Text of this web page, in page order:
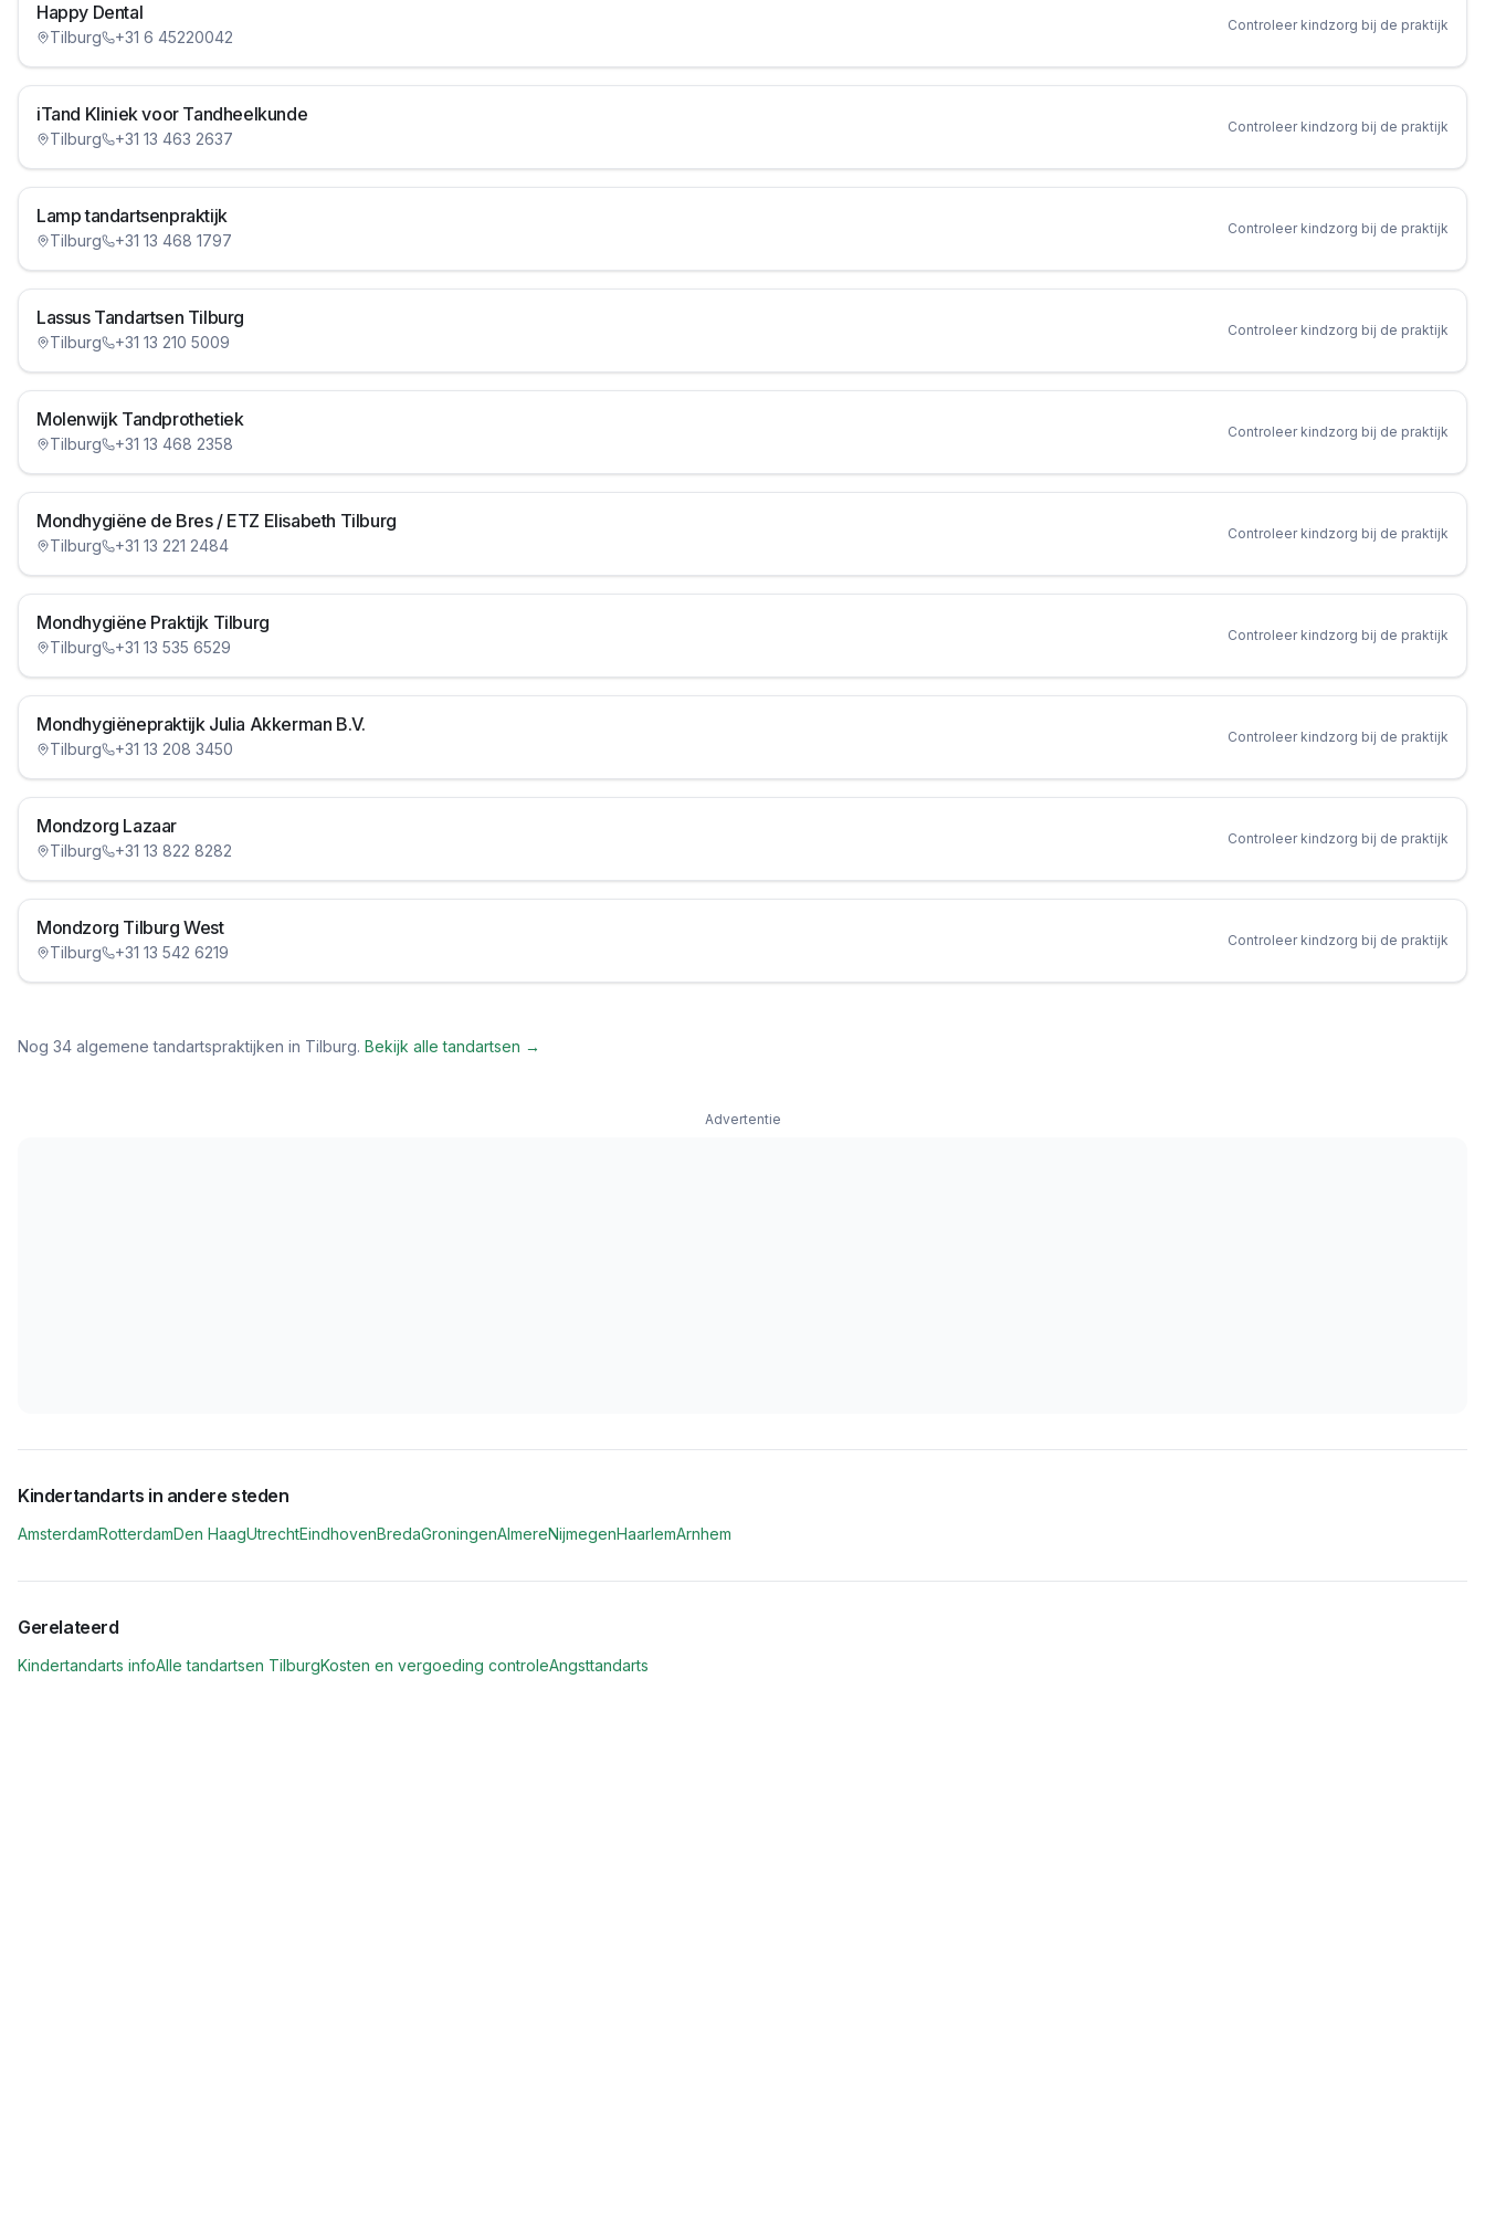
Happy Dental
Tilburg +31 6 45220042
Controleer kindzorg bij de praktijk
iTand Kliniek voor Tandheelkunde
Tilburg +31 13 463 2637
Controleer kindzorg bij de praktijk
Lamp tandartsenpraktijk
Tilburg +31 13 468 1797
Controleer kindzorg bij de praktijk
Lassus Tandartsen Tilburg
Tilburg +31 13 210 5009
Controleer kindzorg bij de praktijk
Molenwijk Tandprothetiek
Tilburg +31 13 468 2358
Controleer kindzorg bij de praktijk
Mondhygiëne de Bres / ETZ Elisabeth Tilburg
Tilburg +31 13 221 2484
Controleer kindzorg bij de praktijk
Mondhygiëne Praktijk Tilburg
Tilburg +31 13 535 6529
Controleer kindzorg bij de praktijk
Mondhygiënepraktijk Julia Akkerman B.V.
Tilburg +31 13 208 3450
Controleer kindzorg bij de praktijk
Mondzorg Lazaar
Tilburg +31 13 822 8282
Controleer kindzorg bij de praktijk
Mondzorg Tilburg West
Tilburg +31 13 542 6219
Controleer kindzorg bij de praktijk
Nog 34 algemene tandartspraktijken in Tilburg. Bekijk alle tandartsen →
Advertentie
Kindertandarts in andere steden
AmsterdamRotterdamDen HaagUtrechtEindhovenBredaGroningenAlmereNijmegenHaarlemArnhem
Gerelateerd
Kindertandarts infoAlle tandartsen TilburgKosten en vergoeding controleAngsttandarts